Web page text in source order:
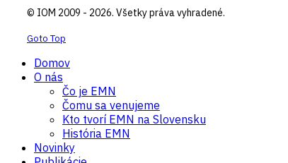
© IOM 2009 - 2026. Všetky práva vyhradené.
Goto Top
Domov
O nás
Čo je EMN
Čomu sa venujeme
Kto tvorí EMN na Slovensku
História EMN
Novinky